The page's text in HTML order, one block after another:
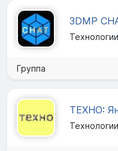
3DMP
Технологии
Группа
ТЕХНО:
Технологии